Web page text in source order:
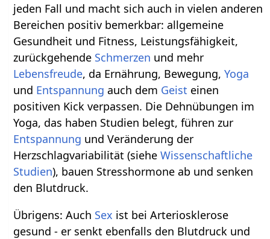
jeden Fall und macht sich auch in vielen anderen
Bereichen positiv bemerkbar: allgemeine
Gesundheit und Fitness, Leistungsfähigkeit,
zurückgehende Schmerzen und mehr
Lebensfreude, da Ernährung, Bewegung,Yoga
und Entspannung auch dem Geist einen
positiven Kick verpassen. Die Dehnübungen im
Yoga, das haben Studien belegt, führen zur
Entspannung und Veränderung der
Herzschlagvariabilität (sieheWissenschaftliche
Studien), bauen Stresshormone ab und senken
den Blutdruck.
Übrigens: Auch Sex ist bei Arteriosklerose
gesund - er senkt ebenfalls den Blutdruck und